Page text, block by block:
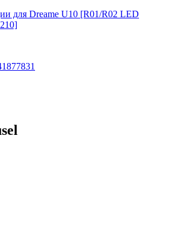
для Dreame U10 [R01/R02 LED